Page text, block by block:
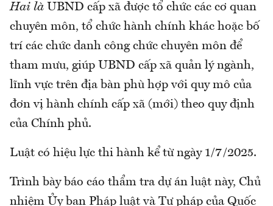
Hai là UBND cấp xã được tổ chức các cơ quan
chuyên môn, tổ chức hành chính khác hoặc bố
trí các chức danh công chức chuyên môn để
tham mưu, giúp UBND cấp xã quản lý ngành,
lĩnh vực trên địa bàn phù hợp với quy mô của
đơn vị hành chính cấp xã (mới) theo quy định
của Chính phủ.
Luật có hiệu lực thi hành kể từ ngày 1/7/2025.
Trình bày báo cáo thẩm tra dự án luật này, Chủ
nhiệm Ủy ban Pháp luật và Tư pháp của Quốc